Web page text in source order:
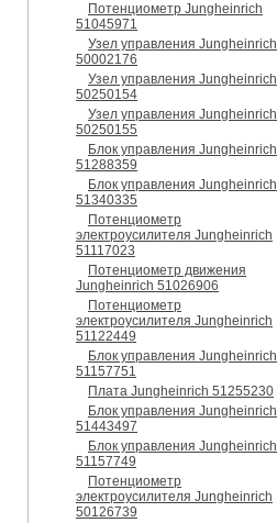
Потенциометр Jungheinrich
51045971
Узел управления Jungheinrich
50002176
Узел управления Jungheinrich
50250154
Узел управления Jungheinrich
50250155
Блок управления Jungheinrich
51288359
Блок управления Jungheinrich
51340335
Потенциометр
электроусилителя Jungheinrich
51117023
Потенциометр движения
Jungheinrich 51026906
Потенциометр
электроусилителя Jungheinrich
51122449
Блок управления Jungheinrich
51157751
Плата Jungheinrich 51255230
Блок управления Jungheinrich
51443497
Блок управления Jungheinrich
51157749
Потенциометр
электроусилителя Jungheinrich
50126739